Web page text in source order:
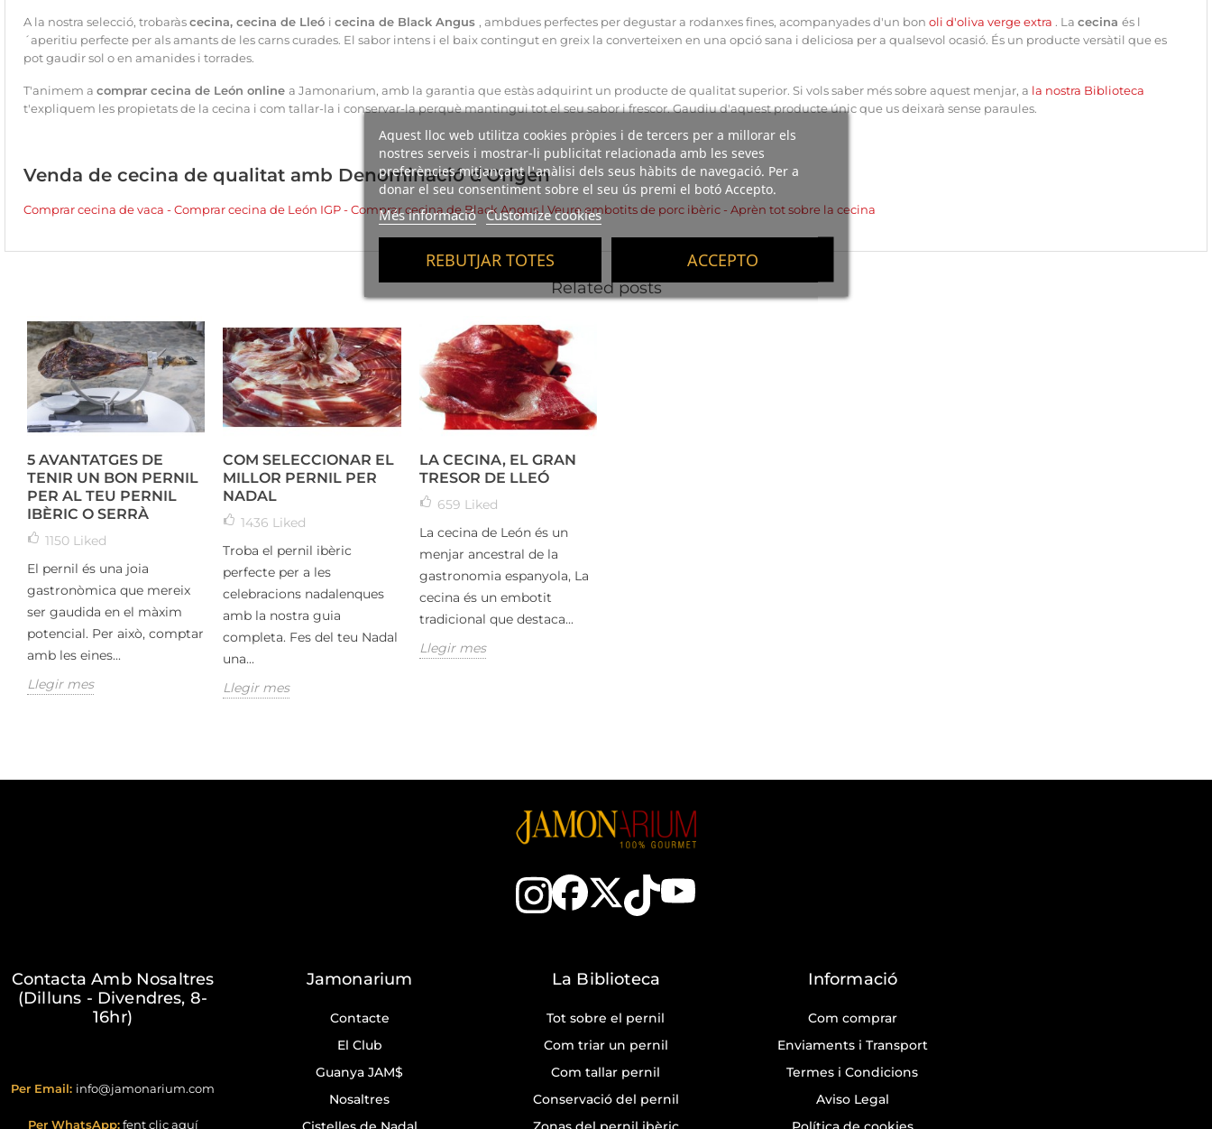
Aquest lloc web utilitza cookies pròpies i de tercers per a millorar els
nostres serveis i mostrar-li publicitat relacionada amb les seves
preferències mitjançant l'anàlisi dels seus hàbits de navegació. Per a
donar el seu consentiment sobre el seu ús premi el botó Accepto.
Més informació Customize cookies
REBUTJAR TOTES ACCEPTO
A la nostra selecció, trobaràscecina, cecina de Lleó i cecina de Black Angus , ambdues perfectes per degustar a rodanxes fines, acompanyades d'un bon oli d'oliva verge extra . La cecina és l
´aperitiu perfecte per als amants de les carns curades. El sabor intens i el baix contingut en greix la converteixen en una opció sana i deliciosa per a qualsevol ocasió. És un producte versàtil que es
pot gaudir sol o en amanides i torrades.
T'animem a comprar cecina de León online a Jamonarium, amb la garantia que estàs adquirint un producte de qualitat superior. Si vols saber més sobre aquest menjar, a la nostra Biblioteca
t'expliquem les propietats de la cecina i com tallar-la i conservar-la perquè mantingui tot el seu sabor i frescor. Gaudiu d'aquest producte únic que us deixarà sense paraules.
Venda de cecina de qualitat amb Denominació d'Origen
Comprar cecina de vaca -Comprar cecina de León IGP-Comprar cecina de Black Angus | Veure embotits de porc ibèric - Aprèn tot sobre la cecina
Related posts
5 AVANTATGES DE
TENIR UN BON PERNIL
PER AL TEU PERNIL
IBÈRIC O SERRÀ
1150 Liked
El pernil és una joia
gastronòmica que mereix
ser gaudida en el màxim
potencial. Per això, comptar
amb les eines...
Llegir mes
COM SELECCIONAR EL
MILLOR PERNIL PER
NADAL
1436 Liked
Troba el pernil ibèric
perfecte per a les
celebracions nadalenques
amb la nostra guia
completa. Fes del teu Nadal
una...
Llegir mes
LA CECINA, EL GRAN
TRESOR DE LLEÓ
659 Liked
La cecina de León és un
menjar ancestral de la
gastronomia espanyola, La
cecina és un embotit
tradicional que destaca...
Llegir mes
Contacta Amb Nosaltres
(Dilluns - Divendres, 8-
16hr)
Per Email: info@jamonarium.com
Per WhatsApp: fent clic aquí
Jamonarium
Contacte
El Club
Guanya JAM$
Nosaltres
La Biblioteca
Tot sobre el pernil
Com triar un pernil
Com tallar pernil
Conservació del pernil
Informació
Com comprar
Enviaments i Transport
Termes i Condicions
Aviso Legal